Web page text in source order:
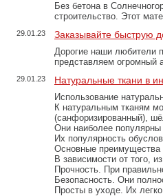
Без бетона в
строительство. Этот
29.01.23 Заказывайте быструю
Дорогие наши любители
представляем огромный
29.01.23 Натуральные ткани в
Использование
К натуральным тканям
(санфоризированный),
Они наиболее популярны
Их популярность
Основные преимущества
В зависимости от того,
Прочность. При
Безопасность. Они
Просты в уходе. Их